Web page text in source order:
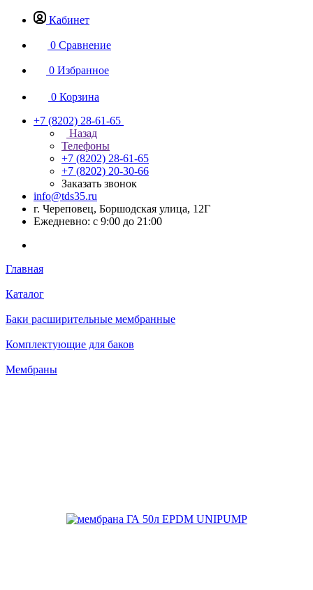
Кабинет
0 Сравнение
0 Избранное
0 Корзина
+7 (8202) 28‑61-65
Назад
Телефоны
+7 (8202) 28‑61-65
+7 (8202) 20‑30-66
Заказать звонок
info@tds35.ru
г. Череповец, Боршодская улица, 12Г
Ежедневно: с 9:00 до 21:00
Главная
Каталог
Баки расширительные мембранные
Комплектующие для баков
Мембраны